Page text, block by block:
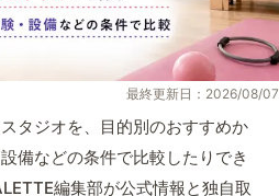
最終更新日：2026/08/07
タジオを、目的別のおすすめか
備などの条件で比較したりでき
編集部が公式情報と独自取